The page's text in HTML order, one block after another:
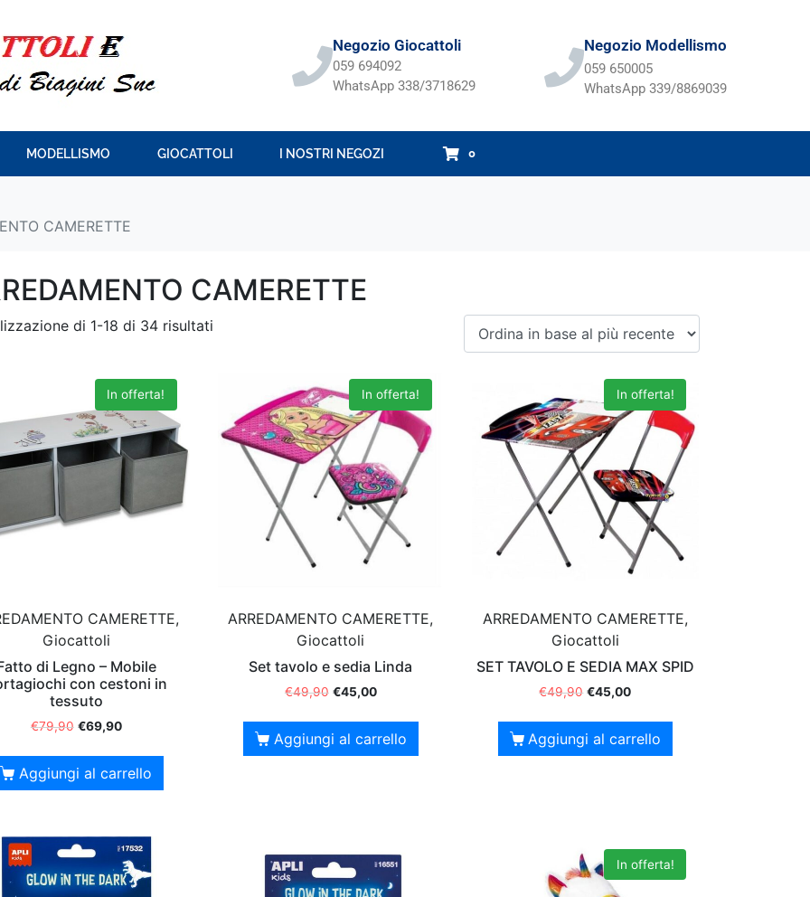
Negozio Giocattoli
059 694092
WhatsApp 338/3718629
Negozio Modellismo
059 650005
WhatsApp 339/8869039
MODELLISMO GIOCATTOLI I NOSTRI NEGOZI 0
CAMERETTE
CAMERETTE
di 1-18 di 34 risultati
In offerta!
CAMERETTE,
Giocattoli
di Legno – Mobile
con cestoni in
tessuto
€79,90 €69,90
Aggiungi al carrello
In offerta!
ARREDAMENTO CAMERETTE,
Giocattoli
Set tavolo e sedia Linda
€49,90 €45,00
Aggiungi al carrello
In offerta!
ARREDAMENTO CAMERETTE,
Giocattoli
SET TAVOLO E SEDIA MAX SPID
€49,90 €45,00
Aggiungi al carrello
In offerta!